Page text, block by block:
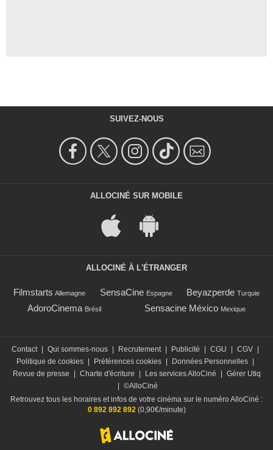
SUIVEZ-NOUS
ALLOCINÉ SUR MOBILE
ALLOCINÉ À L'ÉTRANGER
Filmstarts Allemagne SensaCine Espagne Beyazperde Turquie
AdoroCinema Brésil Sensacine México Mexique
Contact | Qui sommes-nous | Recrutement | Publicité | CGU | CGV |
Politique de cookies | Préférences cookies | Données Personnelles |
Revue de presse
| Charte d'écriture | Les services AlloCiné | Gérer Utiq
| ©AlloCiné
Retrouvez tous les horaires et infos de votre cinéma sur le numéro AlloCiné :
0 892 892 892 (0,90€/minute)